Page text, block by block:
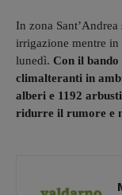
In zona
irrigazione mentre
lunedì. Con il bando
climalteranti in
alberi e 1192
ridurre il rumore e